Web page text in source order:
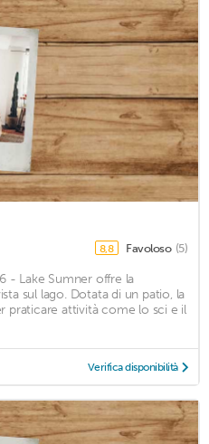
8,8 Favoloso (5)
- Lake Sumner offre la
sul lago. Dotata di un patio, la
praticare attività come lo sci e il
Verifica disponibilità